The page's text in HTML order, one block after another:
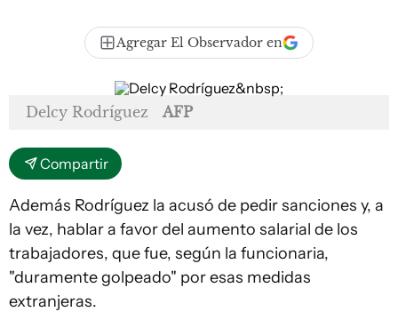
Agregar El Observador en
Delcy Rodríguez AFP
Compartir
Además Rodríguez la acusó de pedir sanciones y, a
la vez, hablar a favor del aumento salarial de los
trabajadores, que fue, según la funcionaria,
"duramente golpeado" por esas medidas
extranjeras.